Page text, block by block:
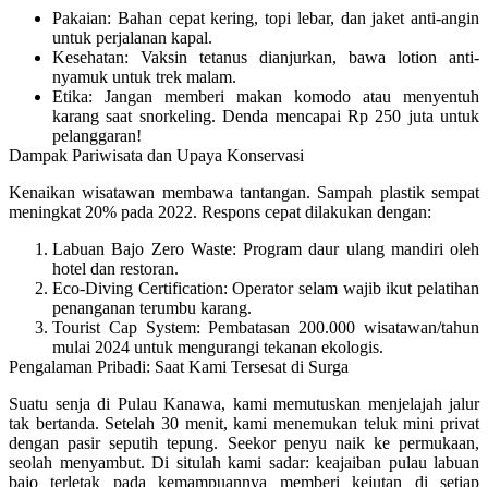
Pakaian: Bahan cepat kering, topi lebar, dan jaket anti-angin
untuk perjalanan kapal.
Kesehatan: Vaksin tetanus dianjurkan, bawa lotion anti-
nyamuk untuk trek malam.
Etika: Jangan memberi makan komodo atau menyentuh
karang saat snorkeling. Denda mencapai Rp 250 juta untuk
pelanggaran!
Dampak Pariwisata dan Upaya Konservasi
Kenaikan wisatawan membawa tantangan. Sampah plastik sempat
meningkat20% pada 2022. Respons cepat dilakukan dengan:
Labuan Bajo Zero Waste: Program daur ulang mandiri oleh
hotel dan restoran.
Eco-Diving Certification: Operator selam wajib ikut pelatihan
penanganan terumbu karang.
Tourist Cap System: Pembatasan 200.000 wisatawan/tahun
mulai 2024 untuk mengurangi tekanan ekologis.
Pengalaman Pribadi: Saat Kami Tersesat di Surga
Suatu senja di Pulau Kanawa, kami memutuskan menjelajah jalur
tak bertanda. Setelah 30 menit, kami menemukan teluk mini privat
dengan pasir seputih tepung. Seekor penyu naik ke permukaan,
seolah menyambut. Di situlah kami sadar: keajaiban pulau labuan
bajo terletak pada kemampuannya memberi kejutan di setiap